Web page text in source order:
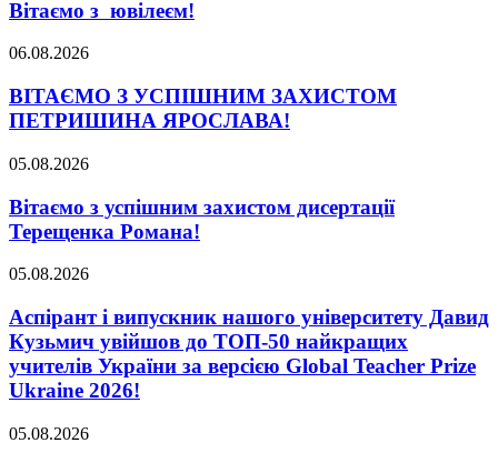
Вітаємо з ювілеєм!
06.08.2026
ВІТАЄМО З УСПІШНИМ ЗАХИСТОМ
ПЕТРИШИНА ЯРОСЛАВА!
05.08.2026
Вітаємо з успішним захистом дисертації
Терещенка Романа!
05.08.2026
Аспірант і випускник нашого університету Давид
Кузьмич увійшов до ТОП-50 найкращих
учителів України за версією Global Teacher Prize
Ukraine 2026!
05.08.2026